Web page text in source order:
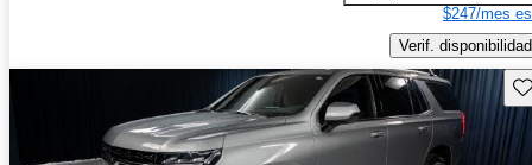
$247/mes
Verif. disponibilidad